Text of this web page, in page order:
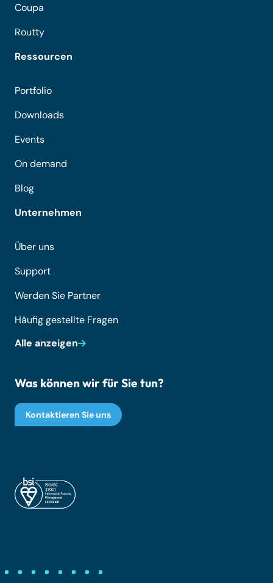
Coupa
Routty
Ressourcen
Portfolio
Downloads
Events
On demand
Blog
Unternehmen
Über uns
Support
Werden Sie Partner
Häufig gestellte Fragen
Alle anzeigen
Was können wir für Sie tun?
Kontaktieren Sie uns